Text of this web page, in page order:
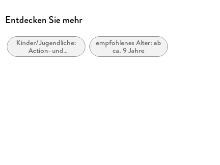
Label
Produktart
MP3
Entdecken Sie mehr
Kinder/Jugendliche:
Action- und
Abenteuergeschichten
empfohlenes Alter: ab
ca. 9 Jahre